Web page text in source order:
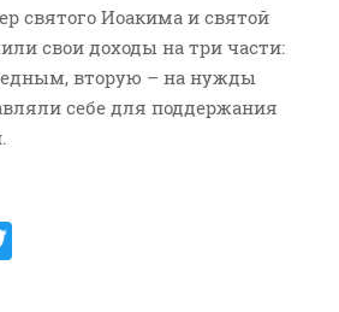
святого Иоакима и святой
свои доходы на три части:
вторую – на нужды
себе для поддержания